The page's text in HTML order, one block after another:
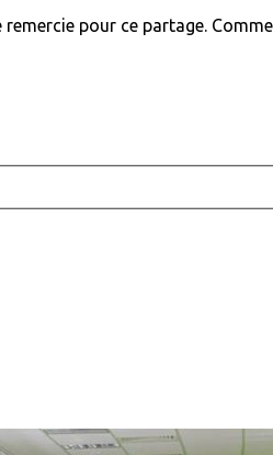
pour ce partage.